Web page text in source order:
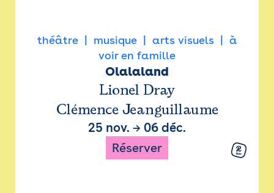
théâtre musique arts visuels
à
voir en famille
Olalaland
Lionel Dray
Clémence Jeanguillaume
25 nov. → 06 déc.
Réserver